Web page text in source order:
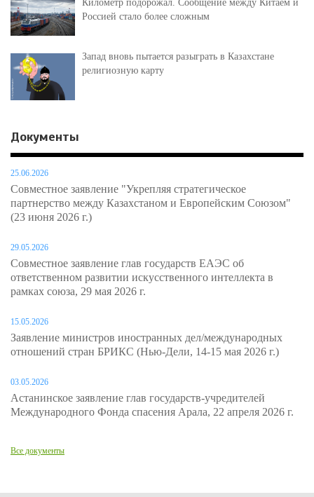
Километр подорожал. Сообщение между Китаем и
Россией стало более сложным
Запад вновь пытается разыграть в Казахстане
религиозную карту
Документы
25.06.2026
Совместное заявление "Укрепляя стратегическое
партнерство между Казахстаном и Европейским Союзом"
(23 июня 2026 г.)
29.05.2026
Совместное заявление глав государств ЕАЭС об
ответственном развитии искусственного интеллекта в
рамках союза, 29 мая 2026 г.
15.05.2026
Заявление министров иностранных дел/международных
отношений стран БРИКС (Нью-Дели, 14-15 мая 2026 г.)
03.05.2026
Астанинское заявление глав государств-учредителей
Международного Фонда спасения Арала, 22 апреля 2026 г.
Все документы